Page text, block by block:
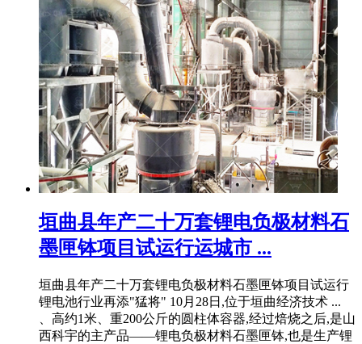
垣曲县年产二十万套锂电负极材料石
墨匣钵项目试运行运城市 ...
垣曲县年产二十万套锂电负极材料石墨匣钵项目试运行
锂电池行业再添"猛将" 10月28日,位于垣曲经济技术 ...
、高约1米、重200公斤的圆柱体容器,经过焙烧之后,是山
西科宇的主产品——锂电负极材料石墨匣钵,也是生产锂